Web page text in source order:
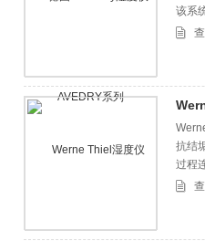
该系
测量
抗结
过程